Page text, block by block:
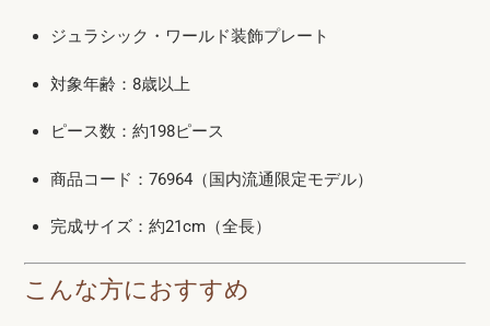
ジュラシック・ワールド装飾プレート
対象年齢：8歳以上
ピース数：約198ピース
商品コード：76964（国内流通限定モデル）
完成サイズ：約21cm（全長）
こんな方におすすめ